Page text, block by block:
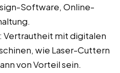
Software, Online-
: Vertrautheit mit digitalen
wie Laser-Cuttern
von Vorteil sein.